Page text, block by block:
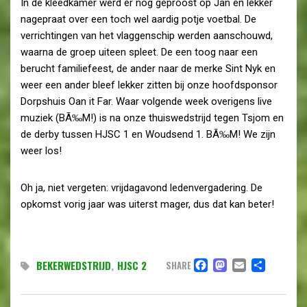
nagepraat over een toch wel aardig potje voetbal. De
verrichtingen van het vlaggenschip werden aanschouwd,
waarna de groep uiteen spleet. De een toog naar een
berucht familiefeest, de ander naar de merke Sint Nyk en
weer een ander bleef lekker zitten bij onze hoofdsponsor
Dorpshuis Oan it Far. Waar volgende week overigens live
muziek (BÃ‰M!) is na onze thuiswedstrijd tegen Tsjom en
de derby tussen HJSC 1 en Woudsend 1. BÃ‰M! We zijn
weer los!
Oh ja, niet vergeten: vrijdagavond ledenvergadering. De
opkomst vorig jaar was uiterst mager, dus dat kan beter!
BEKERWEDSTRIJD, HJSC 2 SHARE FACEBOOK
EMAIL